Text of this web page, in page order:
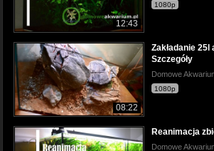
12:43
1080p
08:22
Zakładanie
Szczegóły
Domowe
1080p
Reanimacja
Domowe